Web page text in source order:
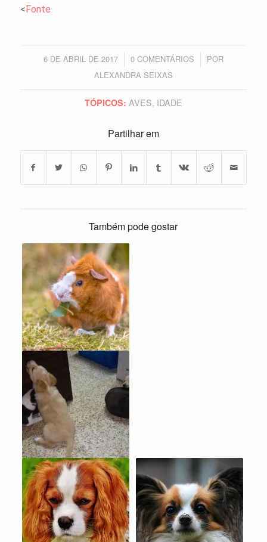
<Fonte
6 DE ABRIL DE 2017
/ 0 COMENTÁRIOS
/
POR
ALEXANDRA SEIXAS
TÓPICOS: AVES, IDADE
Partilhar em
Também pode gostar